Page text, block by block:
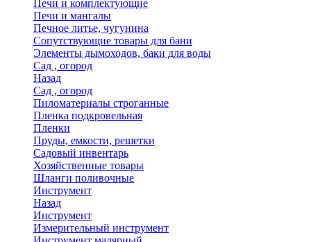
Печи и комплектующие
Печи и мангалы
Печное литье, чугунина
Сопутствующие товары для бани
Элементы дымоходов, баки для воды
Сад , огород
Назад
Сад , огород
Пиломатериалы строганные
Пленка подкровельная
Пленки
Пруды, емкости, решетки
Садовый инвентарь
Хозяйственные товары
Шланги поливочные
Инструмент
Назад
Инструмент
Измерительный инструмент